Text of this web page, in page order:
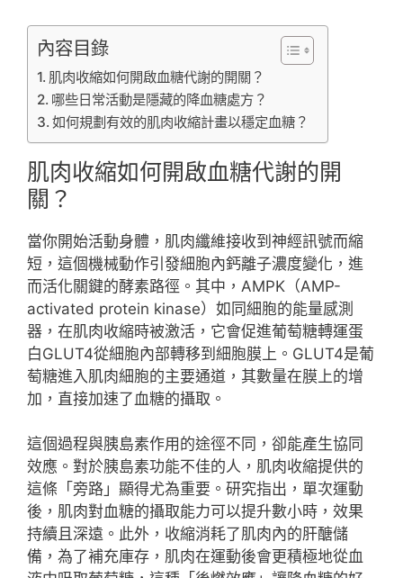
內容目錄
肌肉收縮如何開啟血糖代謝的開關？
哪些日常活動是隱藏的降血糖處方？
如何規劃有效的肌肉收縮計畫以穩定血糖？
肌肉收縮如何開啟血糖代謝的開
關？
當你開始活動身體，肌肉纖維接收到神經訊號而縮
短，這個機械動作引發細胞內鈣離子濃度變化，進
而活化關鍵的酵素路徑。其中，AMPK（AMP-
activated protein kinase）如同細胞的能量感測
器，在肌肉收縮時被激活，它會促進葡萄糖轉運蛋
白GLUT4從細胞內部轉移到細胞膜上。GLUT4是葡
萄糖進入肌肉細胞的主要通道，其數量在膜上的增
加，直接加速了血糖的攝取。
這個過程與胰島素作用的途徑不同，卻能產生協同
效應。對於胰島素功能不佳的人，肌肉收縮提供的
這條「旁路」顯得尤為重要。研究指出，單次運動
後，肌肉對血糖的攝取能力可以提升數小時，效果
持續且深遠。此外，收縮消耗了肌肉內的肝醣儲
備，為了補充庫存，肌肉在運動後會更積極地從血